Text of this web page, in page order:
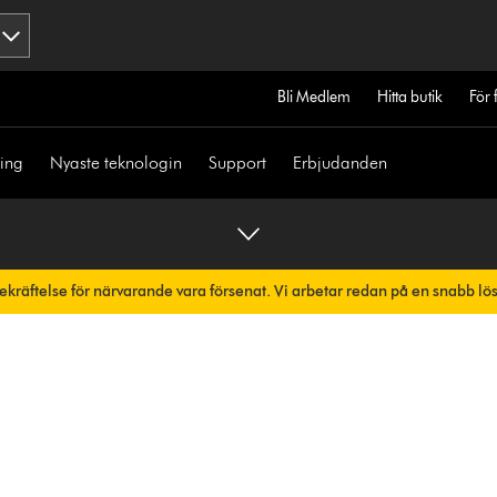
Bli Medlem Hitta butik För
Nyaste teknologin Support Erbjudanden
för närvarande vara försenat. Vi arbetar redan på en snabb